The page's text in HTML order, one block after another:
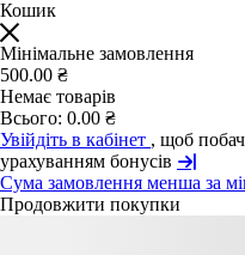
Кошик
Мінімальне замовлення
500.00 ₴
Немає товарів
Всього: 0.00 ₴
Увійдіть в кабінет , щоб
урахуванням бонусів
Сума замовлення менша за
Продовжити покупки